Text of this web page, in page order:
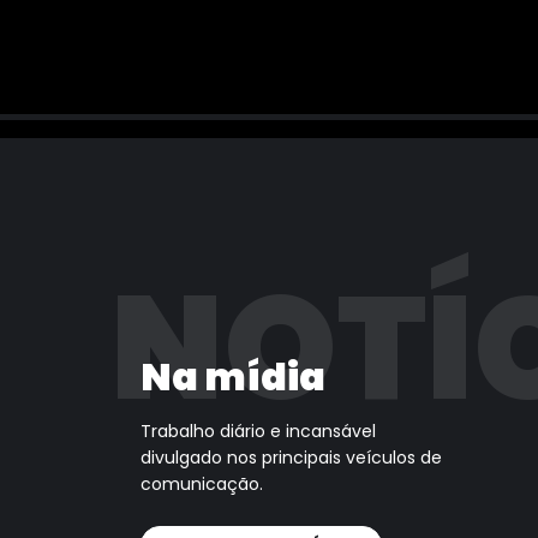
Na mídia
Trabalho diário e incansável
divulgado nos principais veículos de
comunicação.